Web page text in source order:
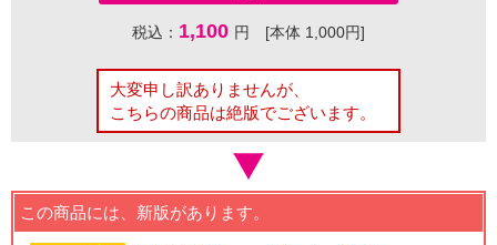
税込： 1,100 円 [本体 1,000円]
大変申し訳ありませんが、
こちらの商品は絶版でございます。
この商品には、新版があります。